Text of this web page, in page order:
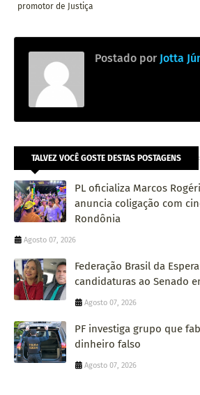
promotor de Justiça
Postado por Jotta
TALVEZ VOCÊ GOSTE DESTAS POSTAGENS
PL oficializa Marcos
anuncia coligação com
Rondônia
Agosto 07, 2026
Federação Brasil da
candidaturas ao Senado
Agosto 07, 2026
PF investiga grupo que
dinheiro falso
Agosto 07, 2026